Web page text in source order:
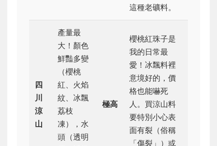
這種老礦料。
四
川
涼
山
產量最
大！顏色
鮮豔多變
（櫻桃
紅、火焰
紋、冰飄
荔枝
凍），水
頭（透明
極高
櫻桃紅珠子是
我的日常最
愛！冰飄料裡
意境好的，價
格也能嚇死
人。買涼山料
要特別小心表
面有裂（俗稱
「傷裂」）或